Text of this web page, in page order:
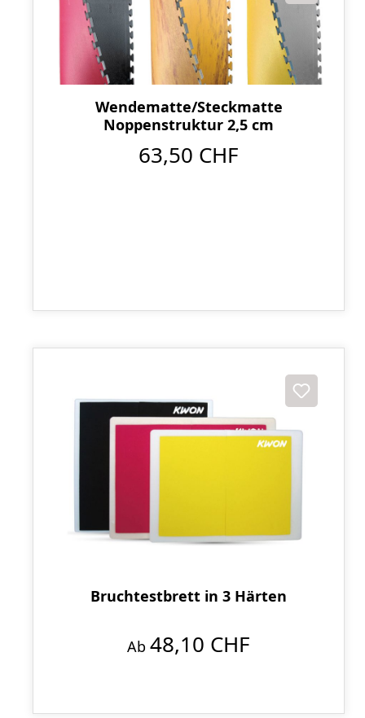
Wendematte/Steckmatte
Noppenstruktur 2,5 cm
63,50 CHF
Bruchtestbrett in 3 Härten
Ab 48,10 CHF